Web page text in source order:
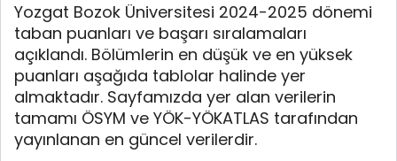
Yozgat Bozok Üniversitesi 2024-2025 dönemi
taban puanları ve başarı sıralamaları
açıklandı. Bölümlerin en düşük ve en yüksek
puanları aşağıda tablolar halinde yer
almaktadır. Sayfamızda yer alan verilerin
tamamı ÖSYM ve YÖK-YÖKATLAS tarafından
yayınlanan en güncel verilerdir.